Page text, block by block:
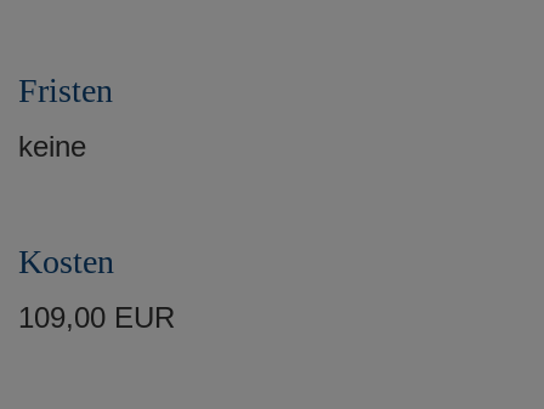
Fristen
keine
Kosten
109,00 EUR